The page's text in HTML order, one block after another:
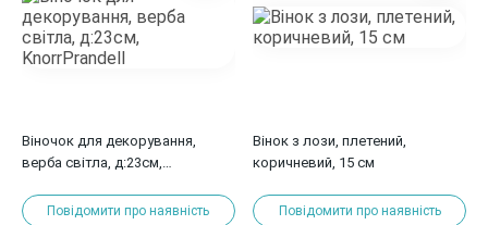
Віночок для декорування,
верба світла, д:23см,
Повідомити про наявність
Вінок з лози, плетений,
коричневий, 15 см
Повідомити про наявність